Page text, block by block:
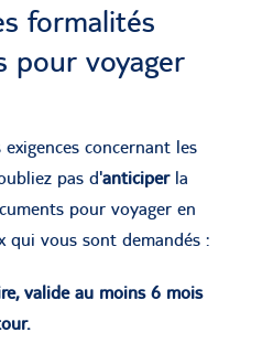
formalités
pour voyager
concernant les
pas d'anticiperla
pour voyager en
qui vous sont demandés :
valide au moins 6 mois